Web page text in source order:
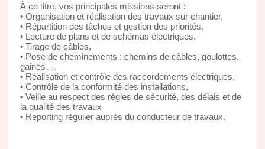
À ce titre, vos principales missions seront :
• Organisation et réalisation des travaux sur chantier,
• Répartition des tâches et gestion des priorités,
• Lecture de plans et de schémas électriques,
• Tirage de câbles,
• Pose de cheminements : chemins de câbles, goulottes,
gaines…,
• Réalisation et contrôle des raccordements électriques,
• Contrôle de la conformité des installations,
• Veille au respect des règles de sécurité, des délais et de
la qualité des travaux
• Reporting régulier auprès du conducteur de travaux.